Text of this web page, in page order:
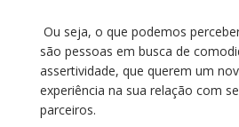
Ou seja, o que podemos
são pessoas em busca de
assertividade, que querem um
experiência na sua relação com
parceiros.